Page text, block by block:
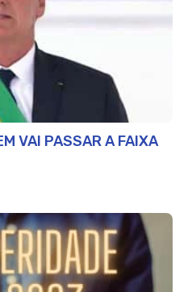
VAI PASSAR A FAIXA